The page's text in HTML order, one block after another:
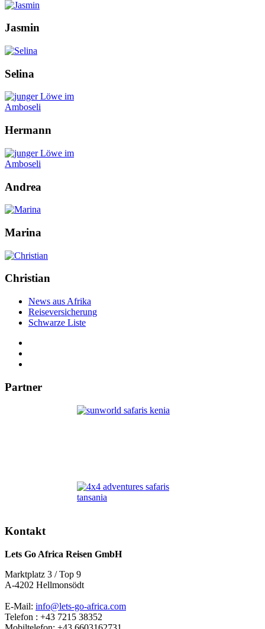
Jasmin
Selina
Hermann
Andrea
Marina
Christian
News aus Afrika
Reiseversicherung
Schwarze Liste
Partner
Kontakt
Lets Go Africa Reisen GmbH
Marktplatz 3 / Top 9
A-4202 Hellmonsödt
E-Mail: info@lets-go-africa.com
Telefon : +43 7215 38352